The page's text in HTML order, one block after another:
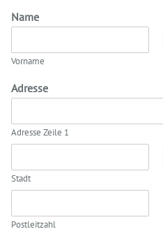
Name
Vorname
Adresse
Adresse Zeile 1
Stadt
Postleitzahl